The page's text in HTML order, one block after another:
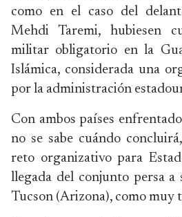
como en el caso del
Mehdi Taremi, hubiesen
militar obligatorio en la
Islámica, considerada una
por la administración
Con ambos países
no se sabe cuándo
reto organizativo para
llegada del conjunto persa a
Tucson (Arizona), como muy